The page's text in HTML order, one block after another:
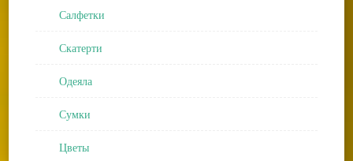
Салфетки
Скатерти
Одеяла
Сумки
Цветы